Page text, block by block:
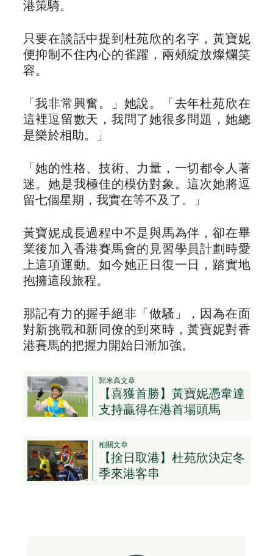
港策騎。
只要在談話中提到杜苑欣的名字，黃寶妮
便抑制不住內心的雀躍，兩頰綻放燦爛笑
容。
「我非常興奮。」她說。「去年杜苑欣在
這裡逗留數天，我問了她很多問題，她總
是樂於相助。」
「她的性格、技術、力量，一切都令人著
迷。她是我極佳的模仿對象。這次她將逗
留七個星期，我實在等不及了。」
黃寶妮成長過程中不是與馬為伴，卻在畢
業後加入香港賽馬會的見習學員計劃時愛
上這項運動。如今她正日復一日，踏實地
抱擁這段旅程。
那記有力的握手絕非「做騷」，因為在面
對新挑戰和新同僚的到來時，黃寶妮對香
港賽馬的把握力開始日漸加強。
郭米高文章
【喜獲首勝】黃寶妮憑韋達
支持贏得在港首場頭馬
相關文章
【捨日取港】杜苑欣決定冬
季來港客串